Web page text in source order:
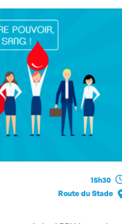
15h30
Route du Stade